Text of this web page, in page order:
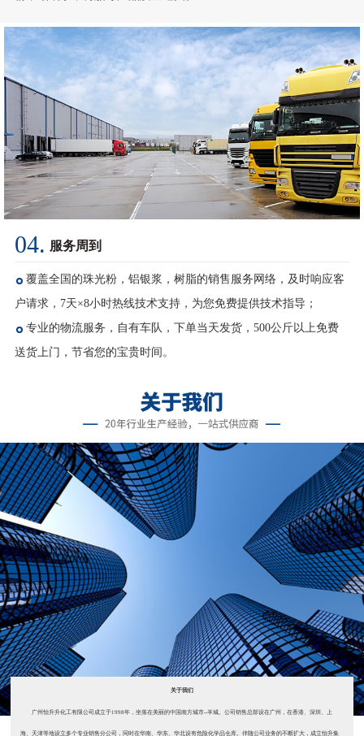
04. 服务周到
覆盖全国的珠光粉，铝银浆，树脂的销售服务网络，及时响应客
专业的物流服务，自有车队，下单当天发货，500公斤以上免费
送货上门，节省您的宝贵时间。
关于我们
广州怡升升化工有限公司成立于1998年，坐落在美丽的中国南方城市--羊城。公司销售总部设在广州，在香港、深圳、上
海、天津等地设立多个专业销售分公司，同时在华南、华东、华北设有危险化学品仓库。伴随公司业务的不断扩大，成立怡升集
团。 自公司成立以来，主要销售济南雅思达（2008年被美国星铂联收购）...